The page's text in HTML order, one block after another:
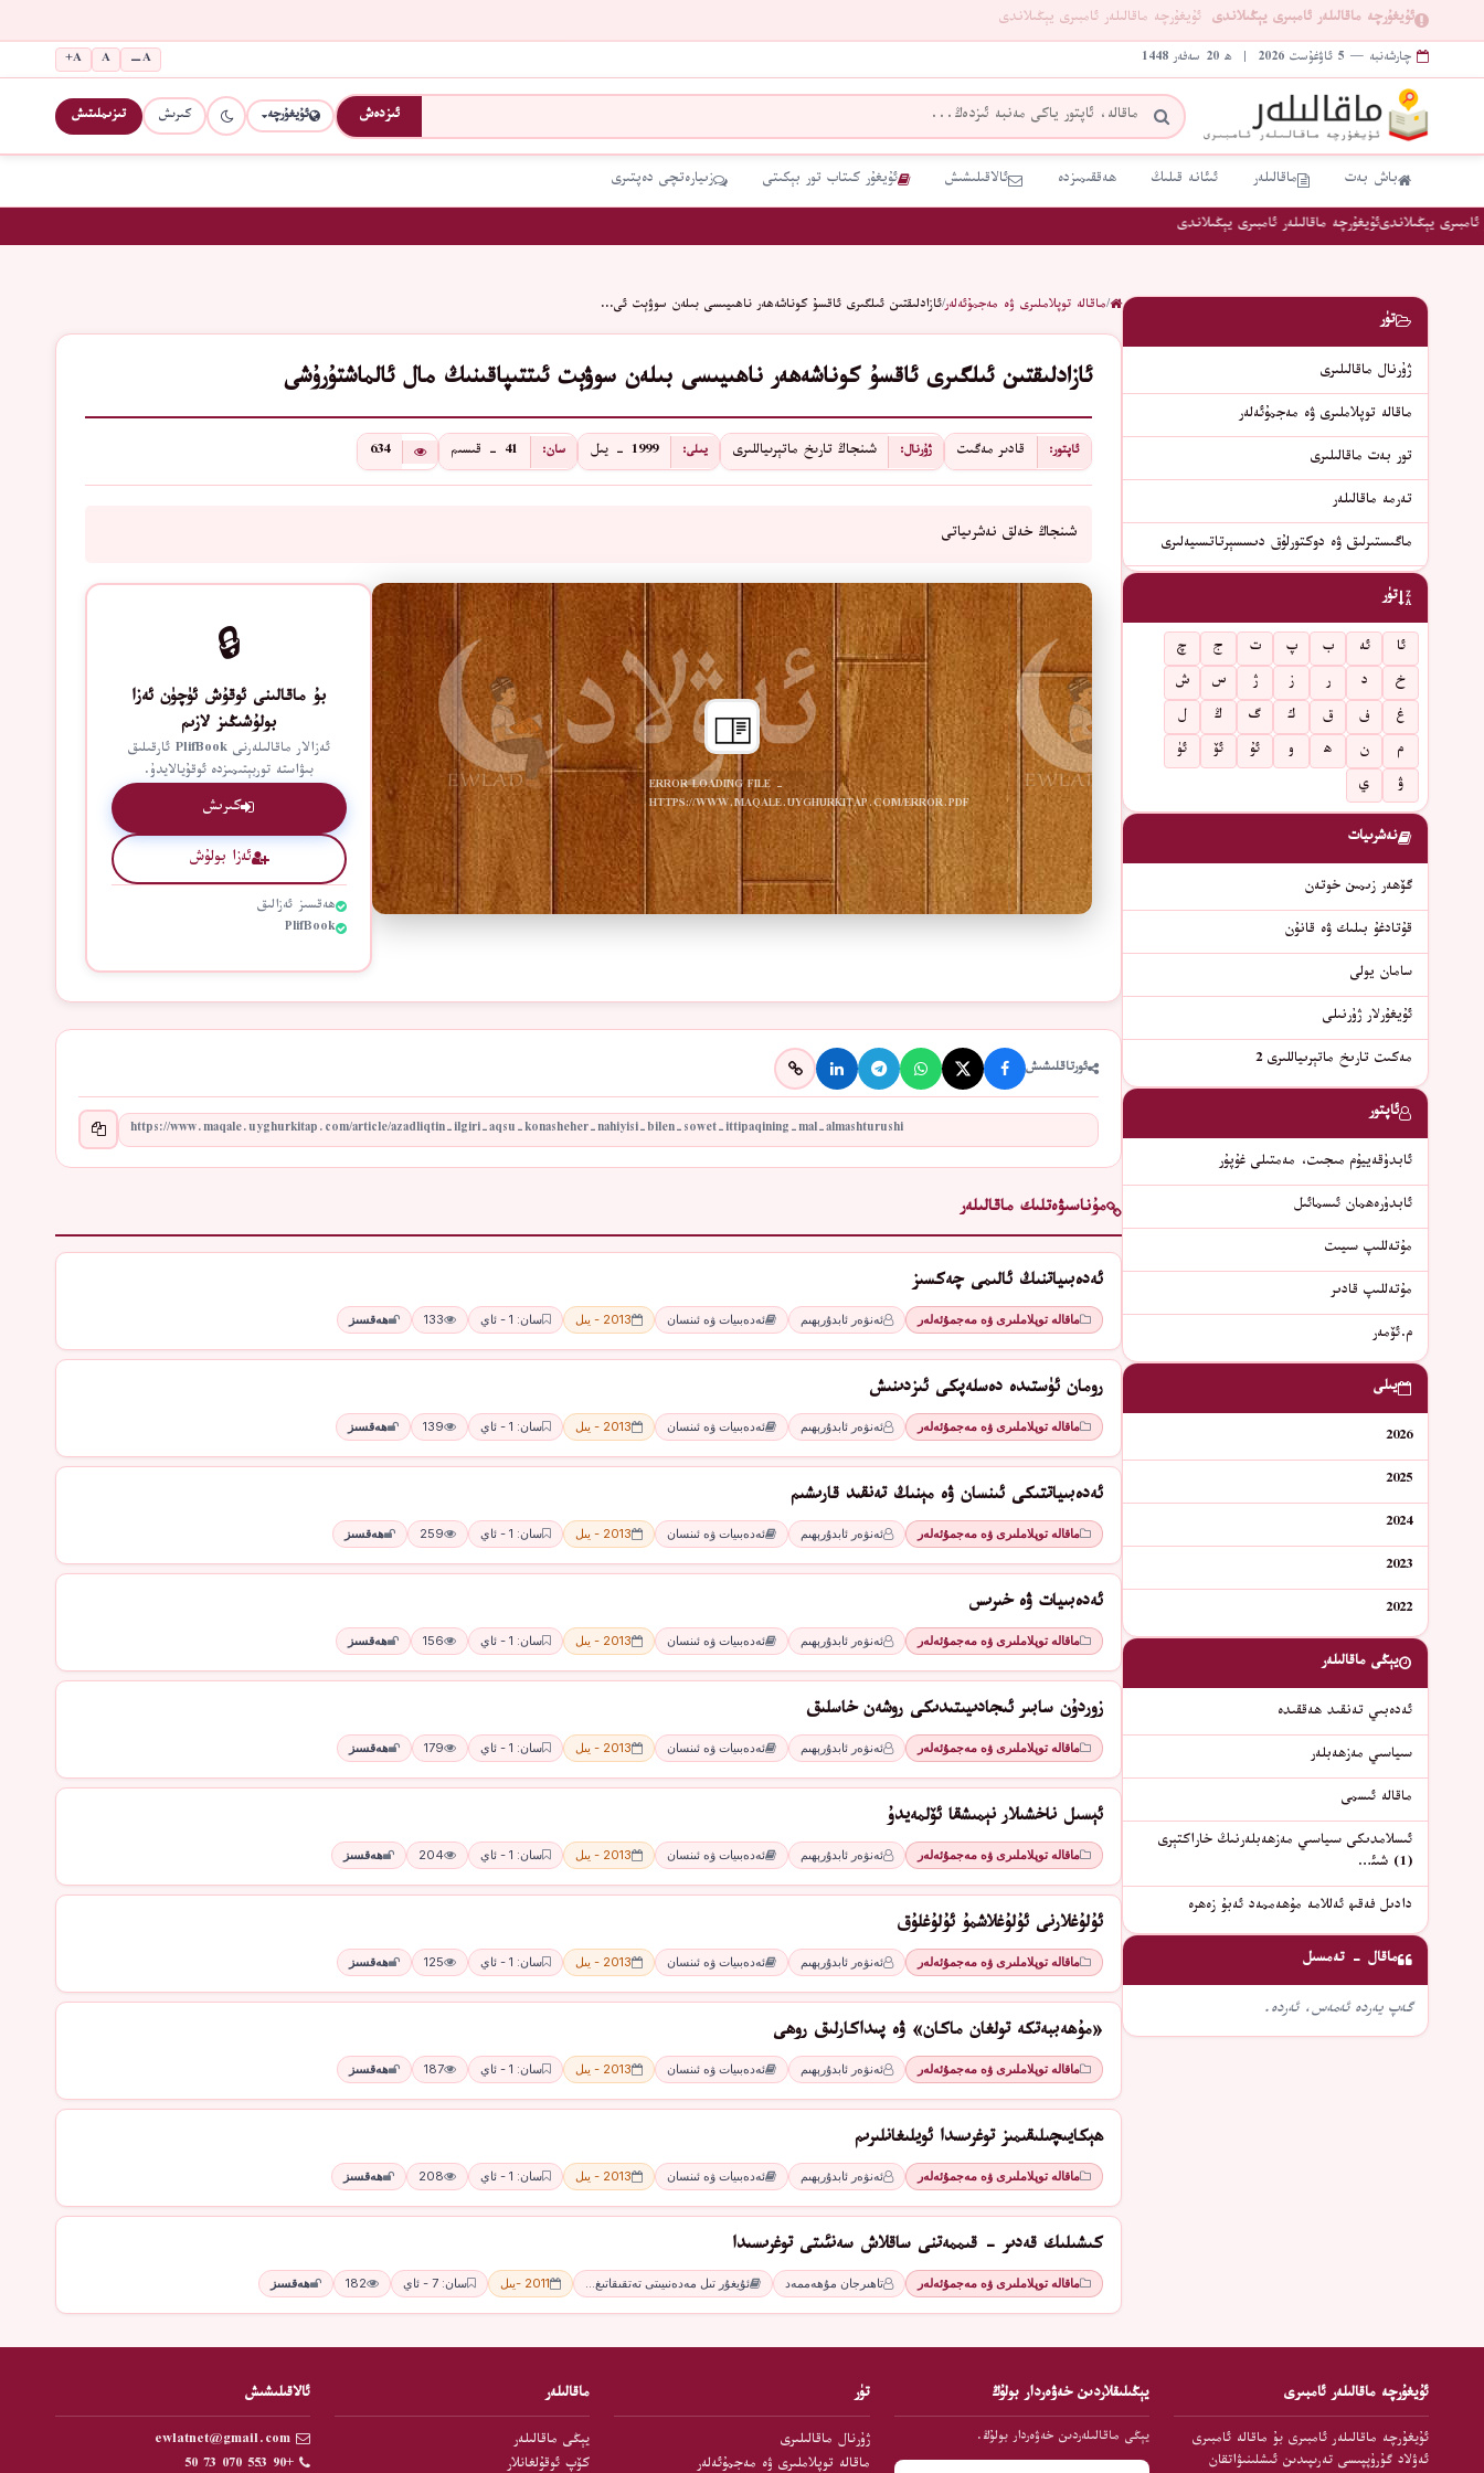
ئۇيغۇرچە ماقالىلەر ئامبىرى يېڭىلاندى ئۇيغۇرچە ماقالىلەر ئامبىرى يېڭىلاندى
چارشەنبە — 5 ئاۋغۇست 2026 | ھ 20 سەفەر 1448 A−
A
A+
ئىزدەش ئۇيغۇرچە كىرىش تىزىملىتىش
باش بەت ماقالىلەر ئىئانە قىلىڭ ھەققىمىزدە ئالاقىلىشىش ئۇيغۇر كىتاب تور بېكىتى زىيارەتچى دەپتىرى
يېڭىلاندىئۇيغۇرچە ماقالىلەر ئامبىرى يېڭىلاندى
/ماقالە توپلاملىرى ۋە مەجمۇئەلەر/ئازادلىقتىن ئىلگىرى ئاقسۇ كوناشەھەر ناھىيىسى بىلەن سوۋېت ئى…
ئازادلىقتىن ئىلگىرى ئاقسۇ كوناشەھەر ناھىيىسى بىلەن سوۋېت ئىتتىپاقىنىڭ مال ئالماشتۇرۇشى
ئاپتور: قادىر مەگىت ژۇرنال: شىنجاڭ تارىخ ماتېرىياللىرى يىلى: 1999 - يىل سان: 41 - قىسىم 634
شىنجاڭ خەلق نەشرىياتى
ERROR LOADING FILE -
HTTPS://WWW.MAQALE.UYGHURKITAP.COM/ERROR.PDF
🔒
بۇ ماقالىنى ئوقۇش ئۈچۈن ئەزا
بولۇشىڭىز لازىم
ئەزالار ماقالىلەرنى PlifBook ئارقىلىق
بىۋاستە توربېتىمىزدە ئوقۇيالايدۇ.
كىرىش
ئەزا بولۇش
ھەقسىز ئەزالىق
PlifBook
ئورتاقلىشىش
مۇناسىۋەتلىك ماقالىلەر
ئەدەبىياتنىڭ ئالىمى چەكسىز
ماقالە توپلاملىرى ۋە مەجمۇئەلەر ئەنۋەر ئابدۇرېھىم ئەدەبىيات ۋە ئىنسان 2013 - يىل سان: 1 - ئاي 133 ھەقسىز
رومان ئۈستىدە دەسلەپكى ئىزدىنىش
ماقالە توپلاملىرى ۋە مەجمۇئەلەر ئەنۋەر ئابدۇرېھىم ئەدەبىيات ۋە ئىنسان 2013 - يىل سان: 1 - ئاي 139 ھەقسىز
ئەدەبىياتتىكى ئىنسان ۋە مېنىڭ تەنقىد قارىشىم
ماقالە توپلاملىرى ۋە مەجمۇئەلەر ئەنۋەر ئابدۇرېھىم ئەدەبىيات ۋە ئىنسان 2013 - يىل سان: 1 - ئاي 259 ھەقسىز
ئەدەبىيات ۋە خىرىس
ماقالە توپلاملىرى ۋە مەجمۇئەلەر ئەنۋەر ئابدۇرېھىم ئەدەبىيات ۋە ئىنسان 2013 - يىل سان: 1 - ئاي 156 ھەقسىز
زوردۇن سابىر ئىجادىيىتىدىكى روشەن خاسلىق
ماقالە توپلاملىرى ۋە مەجمۇئەلەر ئەنۋەر ئابدۇرېھىم ئەدەبىيات ۋە ئىنسان 2013 - يىل سان: 1 - ئاي 179 ھەقسىز
ئېسىل ناخشىلار نېمىشقا ئۆلمەيدۇ
ماقالە توپلاملىرى ۋە مەجمۇئەلەر ئەنۋەر ئابدۇرېھىم ئەدەبىيات ۋە ئىنسان 2013 - يىل سان: 1 - ئاي 204 ھەقسىز
ئۇلۇغلارنى ئۇلۇغلاشمۇ ئۇلۇغلۇق
ماقالە توپلاملىرى ۋە مەجمۇئەلەر ئەنۋەر ئابدۇرېھىم ئەدەبىيات ۋە ئىنسان 2013 - يىل سان: 1 - ئاي 125 ھەقسىز
«مۇھەببەتكە تولغان ماكان» ۋە پىداكارلىق روھى
ماقالە توپلاملىرى ۋە مەجمۇئەلەر ئەنۋەر ئابدۇرېھىم ئەدەبىيات ۋە ئىنسان 2013 - يىل سان: 1 - ئاي 187 ھەقسىز
ھېكايىچىلىقىمىز توغرىسدا ئويلىغانلىرىم
ماقالە توپلاملىرى ۋە مەجمۇئەلەر ئەنۋەر ئابدۇرېھىم ئەدەبىيات ۋە ئىنسان 2013 - يىل سان: 1 - ئاي 208 ھەقسىز
كىشىلىك قەدىر - قىممەتنى ساقلاش سەنئىتى توغرىسىدا
ماقالە توپلاملىرى ۋە مەجمۇئەلەر تاھىرجان مۇھەممەد ئۇيغۇر تىل مەدەنىيىتى تەتقىقاتىغ… 2011 -يىل سان: 7 - ئاي 182 ھەقسىز
تۈر
ژۇرنال ماقالىلىرى
ماقالە توپلاملىرى ۋە مەجمۇئەلەر
تور بەت ماقالىلىرى
تەرمە ماقالىلەر
ماگىستىرلىق ۋە دوكتورلۇق دىسسېرتاتسىيەلىرى
تۈر
ئا ئە ب پ ت ج
چ
خ
د ر ز ژ س
ش
غ
ف ق ك گ ڭ
ل
م
ن ھ و ئۇ ئۆ
ئۈ
ۋ
ي
نەشرىيات
گۆھەر زىمىن خوتەن
قۇتادغۇ بىلىك ۋە قانۇن
سامان يولى
ئۇيغۇرلار ژۇرنىلى
مەكىت تارىخ ماتېرىياللىرى 2
ئاپتور
ئابدۇقەييۇم مىجىت، مەمتىلى غۇپۇر
ئابدۇرەھمان ئىسمائىل
مۇتەللىپ سىيىت
مۇتەللىپ قادىر
م.ئۆمەر
يىلى
2026
2025
2024
2023
2022
يېڭى ماقالىلەر
ئەدەبىي تەنقىد ھەققىدە
سىياسىي مەزھەبلەر
ماقالە ئىسمى
ئىسلامدىكى سىياسىي مەزھەبلەرنىڭ خاراكتېرى
(1) شىئ…
دادىل فەقىھ ئەللامە مۇھەممەد ئەبۇ زەھرە
ماقال - تەمسىل
گەپ يەردە ئەمەس، ئەردە.
ئۇيغۇرچە ماقالىلەر ئامبىرى
ئۇيغۇرچە ماقالىلەر ئامبىرى بۇ ماقالە ئامبىرى
ئەۋلاد گۇرۇپپىسى تەرىپىدىن ئىشلىنىۋاتقان
يېڭىلىقلاردىن خەۋەردار بولۇڭ
يېڭى ماقالىلەردىن خەۋەردار بولۇڭ.
تۈر
ژۇرنال ماقالىلىرى
ماقالە توپلاملىرى ۋە مەجمۇئەلەر
ماقالىلەر
يېڭى ماقالىلەر
كۆپ ئوقۇلغانلار
ئالاقىلىشىش
ewlatnet@gmail.com
+90 553 070 73 50